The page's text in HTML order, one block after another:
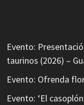
Evento:
taurinos (2026) –
Evento: Ofrenda
Evento: ‘El